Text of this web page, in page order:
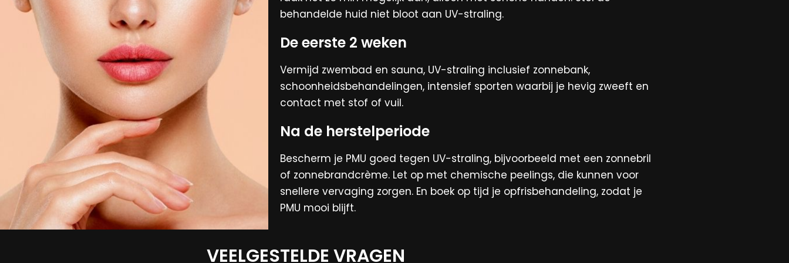
behandelde huid niet bloot aan UV-straling.
De eerste 2 weken
Vermijd zwembad en sauna, UV-straling inclusief zonnebank,
schoonheidsbehandelingen, intensief sporten waarbij je hevig zweeft en
contact met stof of vuil.
Na de herstelperiode
Bescherm je PMU goed tegen UV-straling, bijvoorbeeld met een zonnebril
of zonnebrandcrème. Let op met chemische peelings, die kunnen voor
snellere vervaging zorgen. En boek op tijd je opfrisbehandeling, zodat je
PMU mooi blijft.
VEELGESTELDE VRAGEN